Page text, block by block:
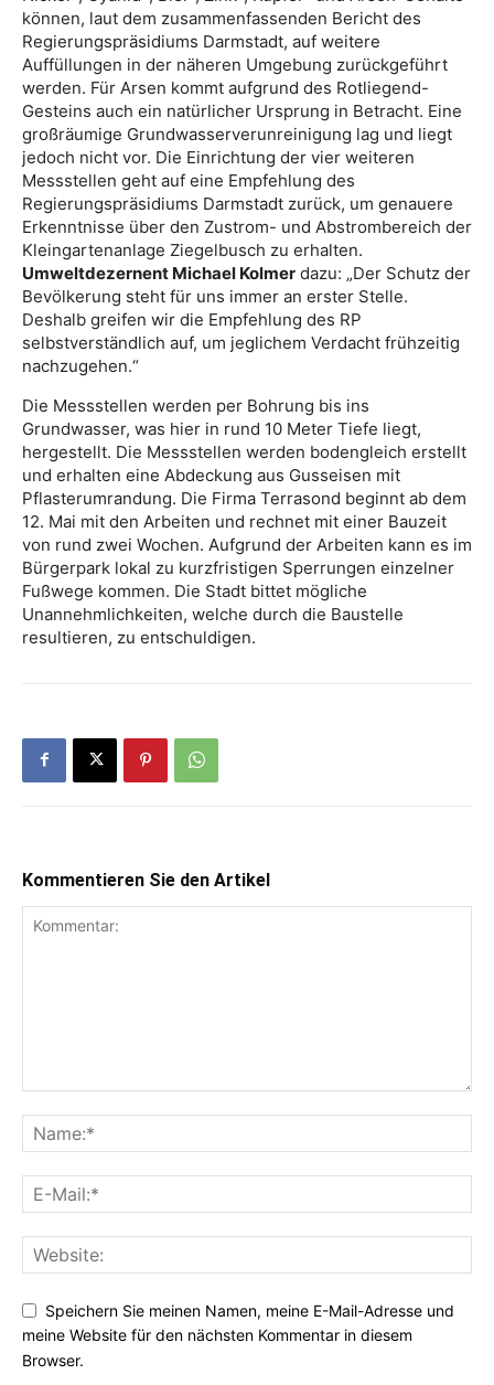
können, laut dem zusammenfassenden Bericht des
Regierungspräsidiums Darmstadt, auf weitere
Auffüllungen in der näheren Umgebung zurückgeführt
werden. Für Arsen kommt aufgrund des Rotliegend-
Gesteins auch ein natürlicher Ursprung in Betracht. Eine
großräumige Grundwasserverunreinigung lag und liegt
jedoch nicht vor. Die Einrichtung der vier weiteren
Messstellen geht auf eine Empfehlung des
Regierungspräsidiums Darmstadt zurück, um genauere
Erkenntnisse über den Zustrom- und Abstrombereich der
Kleingartenanlage Ziegelbusch zu erhalten.
Umweltdezernent Michael Kolmer dazu: „Der Schutz der
Bevölkerung steht für uns immer an erster Stelle.
Deshalb greifen wir die Empfehlung des RP
selbstverständlich auf, um jeglichem Verdacht frühzeitig
nachzugehen.“
Die Messstellen werden per Bohrung bis ins
Grundwasser, was hier in rund 10 Meter Tiefe liegt,
hergestellt. Die Messstellen werden bodengleich erstellt
und erhalten eine Abdeckung aus Gusseisen mit
Pflasterumrandung. Die Firma Terrasond beginnt ab dem
12. Mai mit den Arbeiten und rechnet mit einer Bauzeit
von rund zwei Wochen. Aufgrund der Arbeiten kann es im
Bürgerpark lokal zu kurzfristigen Sperrungen einzelner
Fußwege kommen. Die Stadt bittet mögliche
Unannehmlichkeiten, welche durch die Baustelle
resultieren, zu entschuldigen.
Kommentieren Sie den Artikel
Speichern Sie meinen Namen, meine E-Mail-Adresse und
meine Website für den nächsten Kommentar in diesem
Browser.